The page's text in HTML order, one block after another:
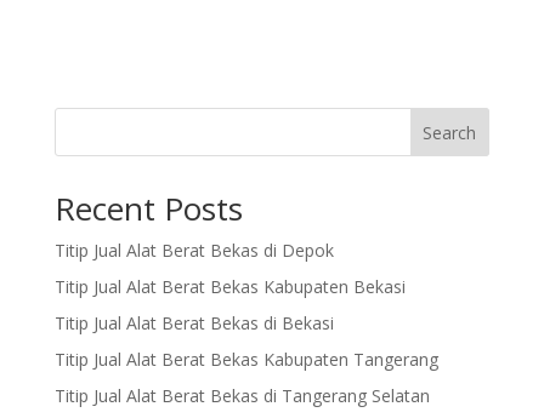
Search
Recent Posts
Titip Jual Alat Berat Bekas di Depok
Titip Jual Alat Berat Bekas Kabupaten Bekasi
Titip Jual Alat Berat Bekas di Bekasi
Titip Jual Alat Berat Bekas Kabupaten Tangerang
Titip Jual Alat Berat Bekas di Tangerang Selatan